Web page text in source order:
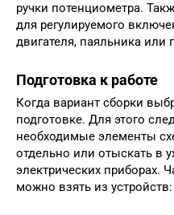
ручки потенциометра.
для регулируемого
двигателя, паяльника или
Подготовка к работе
Когда вариант сборки
подготовке. Для этого
необходимые элементы
отдельно или отыскать в
электрических приборах.
можно взять из устройств: